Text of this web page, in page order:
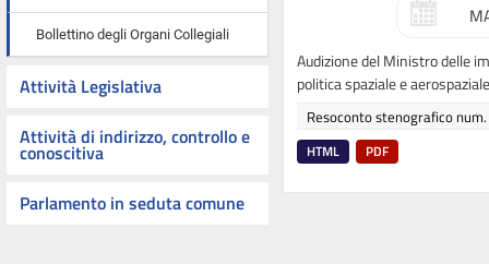
Bollettino degli Organi Collegiali
Attività Legislativa
Attività di indirizzo, controllo e
conoscitiva
Parlamento in seduta comune
Audizione del Ministro delle
politica spaziale e
Resoconto stenografico
HTML PDF